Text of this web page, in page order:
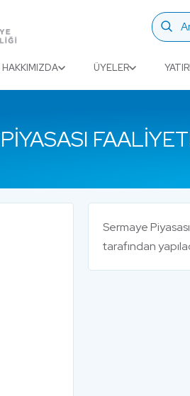
HAKKIMIZDA ÜYELER
Sermaye
tarafından